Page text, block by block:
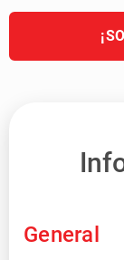
General